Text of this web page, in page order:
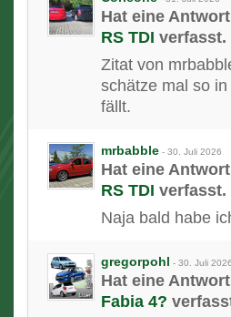
Hat eine
RS TDI verfasst.
Zitat von
schätze mal so
fällt.
mrbabble - 30. Juli 2026
Hat eine
RS TDI verfasst.
Naja bald habe
gregorpohl - 30. Juli 2026
Hat eine
Fabia 4?